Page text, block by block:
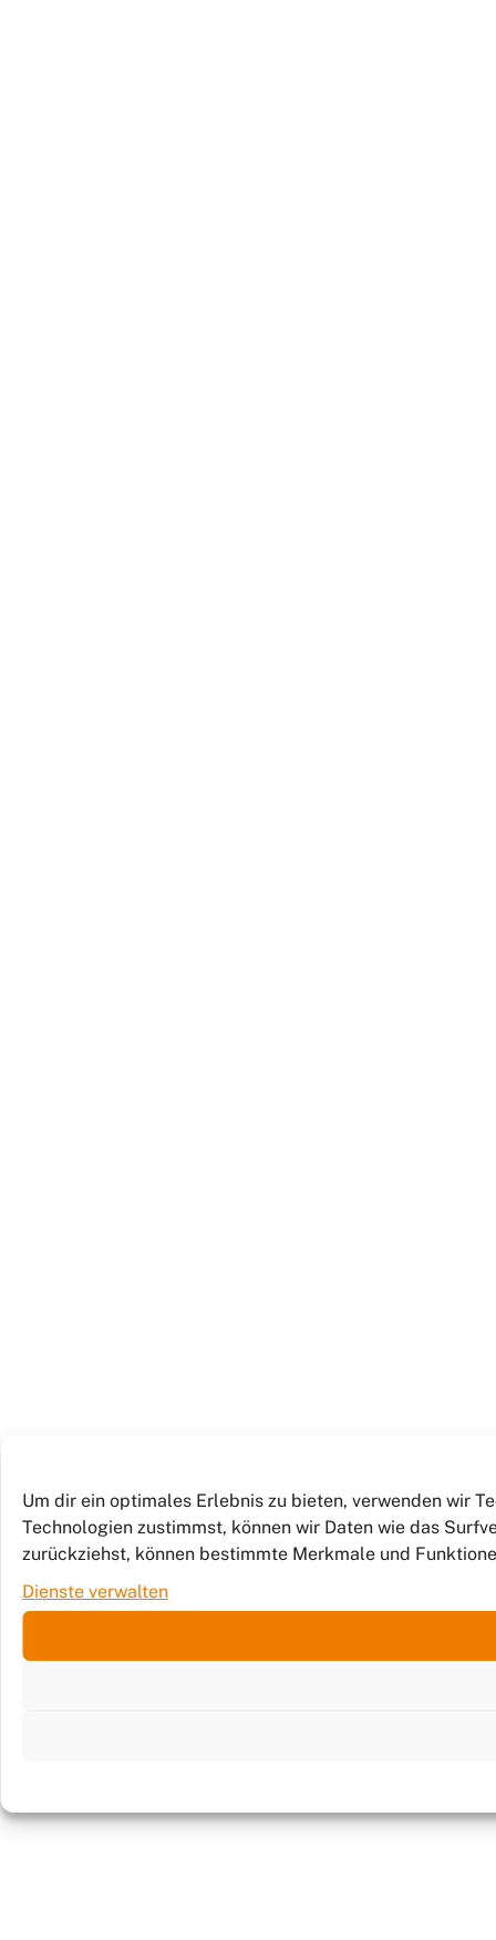
Um dir ein optimales Erlebnis zu bieten, verwenden wir
Technologien zustimmst, können wir Daten wie das
zurückziehst, können bestimmte Merkmale und
Dienste verwalten